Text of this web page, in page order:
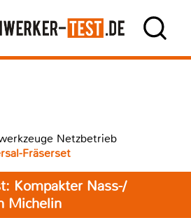
Netzbetrieb
Fräserset
Kompakter Nass-/
Michelin